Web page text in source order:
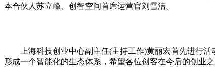
本合伙人苏立峰、创智空间首席运营官刘雪洁。
上海科技创业中心副主任(主持工作)黄丽宏首先进行活
形成一个智能化的生态体系，希望各位创客在今后的创业